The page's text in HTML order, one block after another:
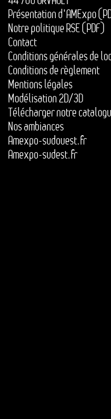
Présentation d'AMExpo
Notre politique RSE (PDF)
Contact
Conditions générales de
Conditions de règlement
Mentions légales
Modélisation 2D/3D
Télécharger notre
Nos ambiances
Amexpo-sudouest.fr
Amexpo-sudest.fr